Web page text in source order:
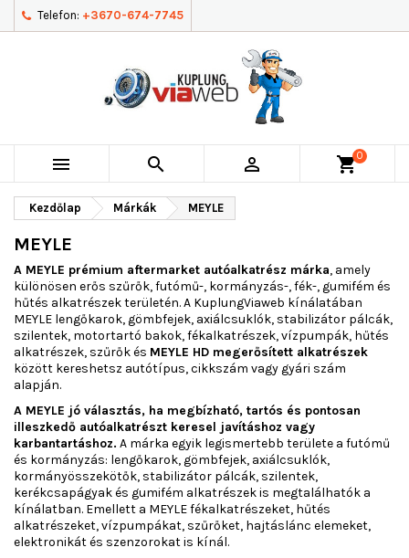
Telefon: +3670-674-7745
   shopping_cart0
Kezdőlap Márkák MEYLE
MEYLE
A MEYLE prémium aftermarket autóalkatrész márka, amely
különösen erős szűrők, futómű-, kormányzás-, fék-, gumifém és
hűtés alkatrészek területén. A KuplungViaweb kínálatában
MEYLE lengőkarok, gömbfejek, axiálcsuklók, stabilizátor pálcák,
szilentek, motortartó bakok, fékalkatrészek, vízpumpák, hűtés
alkatrészek, szűrők és MEYLE HD megerősített alkatrészek
között kereshetsz autótípus, cikkszám vagy gyári szám
alapján.
A MEYLE jó választás, ha megbízható, tartós és pontosan
illeszkedő autóalkatrészt keresel javításhoz vagy
karbantartáshoz. A márka egyik legismertebb területe a futómű
és kormányzás: lengőkarok, gömbfejek, axiálcsuklók,
kormányösszekötők, stabilizátor pálcák, szilentek,
kerékcsapágyak és gumifém alkatrészek is megtalálhatók a
kínálatban. Emellett a MEYLE fékalkatrészeket, hűtés
alkatrészeket, vízpumpákat, szűrőket, hajtáslánc elemeket,
elektronikát és szenzorokat is kínál.